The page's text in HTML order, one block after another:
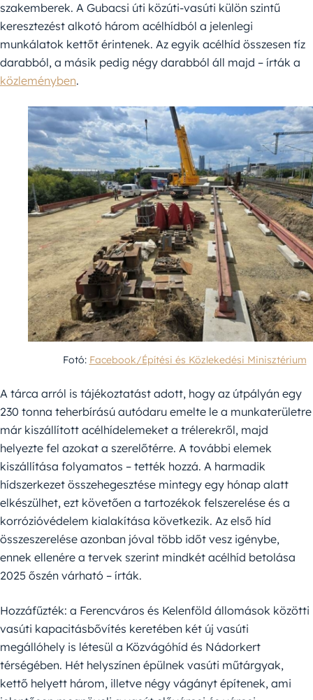
szakemberek. A Gubacsi úti közúti-vasúti külön szintű
keresztezést alkotó három acélhídból a jelenlegi
munkálatok kettőt érintenek. Az egyik acélhíd összesen tíz
darabból, a másik pedig négy darabból áll majd – írták a
közleményben.
Fotó: Facebook/Építési és Közlekedési Minisztérium
A tárca arról is tájékoztatást adott, hogy az útpályán egy
230 tonna teherbírású autódaru emelte le a munkaterületre
már kiszállított acélhídelemeket a trélerekről, majd
helyezte fel azokat a szerelőtérre. A további elemek
kiszállítása folyamatos – tették hozzá. A harmadik
hídszerkezet összehegesztése mintegy egy hónap alatt
elkészülhet, ezt követően a tartozékok felszerelése és a
korrózióvédelem kialakítása következik. Az első híd
összeszerelése azonban jóval több időt vesz igénybe,
ennek ellenére a tervek szerint mindkét acélhíd betolása
2025 őszén várható – írták.
Hozzáfűzték: a Ferencváros és Kelenföld állomások közötti
vasúti kapacitásbővítés keretében két új vasúti
megállóhely is létesül a Közvágóhíd és Nádorkert
térségében. Hét helyszínen épülnek vasúti műtárgyak,
kettő helyett három, illetve négy vágányt építenek, ami